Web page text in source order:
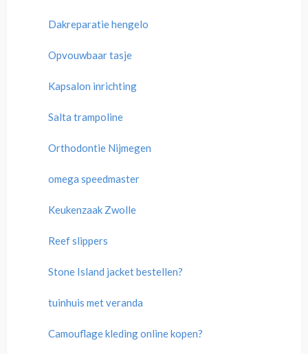
Dakreparatie hengelo
Opvouwbaar tasje
Kapsalon inrichting
Salta trampoline
Orthodontie Nijmegen
omega speedmaster
Keukenzaak Zwolle
Reef slippers
Stone Island jacket bestellen?
tuinhuis met veranda
Camouflage kleding online kopen?